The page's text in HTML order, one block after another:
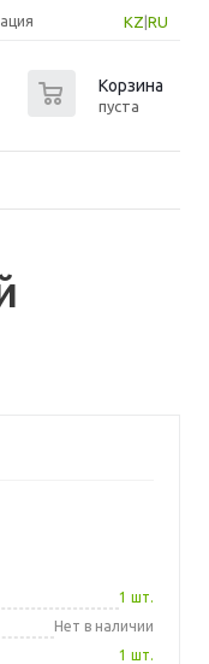
KZ RU
Корзина
пуста
1 шт.
Нет в наличии
1 шт.